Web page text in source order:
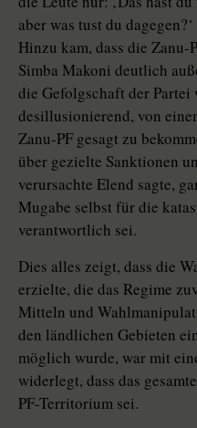
aber was tust du
Hinzu kam, dass die Zanu-
Simba Makoni deutlich
die Gefolgschaft der Partei
desillusionierend, von
Zanu-PF gesagt zu
über gezielte Sanktionen
verursachte Elend sagte,
Mugabe selbst für die
verantwortlich sei.
Dies alles zeigt, dass die
erzielte, die das Regime
Mitteln und
den ländlichen Gebieten
möglich wurde, war mit
widerlegt, dass das
PF-Territorium sei.